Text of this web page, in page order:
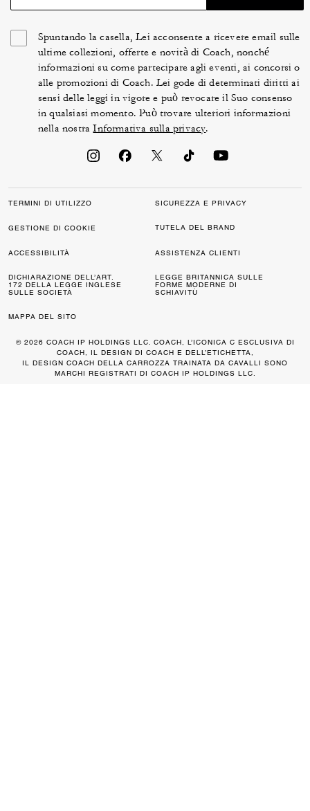
Spuntando la casella, Lei acconsente a ricevere email sulle
ultime collezioni, offerte e novità di Coach, nonché
informazioni su come partecipare agli eventi, ai concorsi o
alle promozioni di Coach. Lei gode di determinati diritti ai
sensi delle leggi in vigore e può revocare il Suo consenso
in qualsiasi momento. Può trovare ulteriori informazioni
nella nostraInformativa sulla privacy.
TERMINI DI UTILIZZO SICUREZZA E PRIVACY
GESTIONE DI COOKIE TUTELA DEL BRAND
ACCESSIBILITÀ ASSISTENZA CLIENTI
DICHIARAZIONE DELL’ART.
172 DELLA LEGGE INGLESE
SULLE SOCIETÀ
LEGGE BRITANNICA SULLE
FORME MODERNE DI
SCHIAVITÙ
MAPPA DEL SITO
© 2026 COACH IP HOLDINGS LLC. COACH, L’ICONICA C ESCLUSIVA DI
COACH, IL DESIGN DI COACH E DELL’ETICHETTA,
IL DESIGN COACH DELLA CARROZZA TRAINATA DA CAVALLI SONO
MARCHI REGISTRATI DI COACH IP HOLDINGS LLC.